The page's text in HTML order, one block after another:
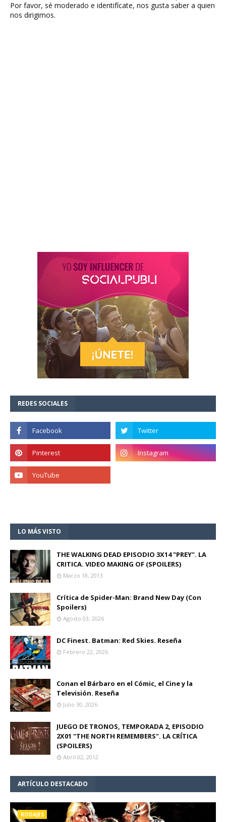
Por favor, sé moderado e identifícate, nos gusta saber a quien
nos dirigimos.
REDES SOCIALES
LO MÁS VISTO
THE WALKING DEAD EPISODIO 3X14 "PREY". LA
CRITICA. VIDEO MAKING OF (SPOILERS)
Marzo 18, 2013
Crítica de Spider-Man: Brand New Day (Con
Spoilers)
Agosto 03, 2026
DC Finest. Batman: Red Skies. Reseña
Febrero 22, 2026
Conan el Bárbaro en el Cómic, el Cine y la
Televisión. Reseña
Julio 30, 2026
JUEGO DE TRONOS, TEMPORADA 2, EPISODIO
2X01 "THE NORTH REMEMBERS". LA CRÍTICA
(SPOILERS)
Abril 02, 2012
ARTÍCULO DESTACADO
RODAJES